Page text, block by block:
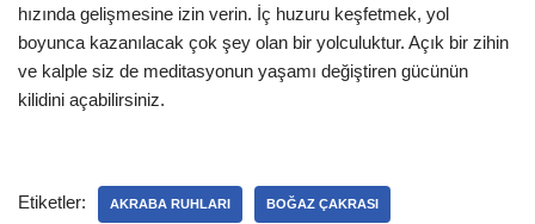
hızında gelişmesine izin verin. İç huzuru keşfetmek, yol
boyunca kazanılacak çok şey olan bir yolculuktur. Açık bir zihin
ve kalple siz de meditasyonun yaşamı değiştiren gücünün
kilidini açabilirsiniz.
Etiketler: AKRABA RUHLARI BOĞAZ ÇAKRASI